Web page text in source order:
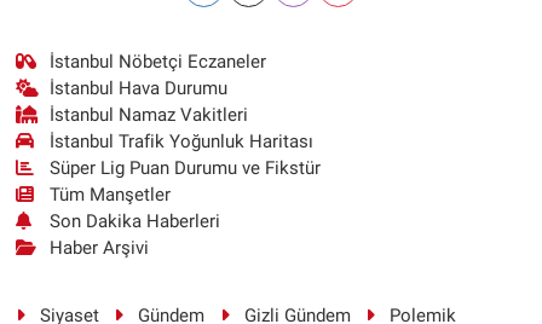
İstanbul Nöbetçi Eczaneler
İstanbul Hava Durumu
İstanbul Namaz Vakitleri
İstanbul Trafik Yoğunluk Haritası
Süper Lig Puan Durumu ve Fikstür
Tüm Manşetler
Son Dakika Haberleri
Haber Arşivi
Siyaset Gündem Gizli Gündem Polemik